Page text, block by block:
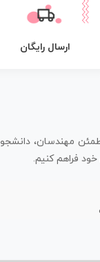
ارسال رایگان
مهندسان،
فراهم کنیم.